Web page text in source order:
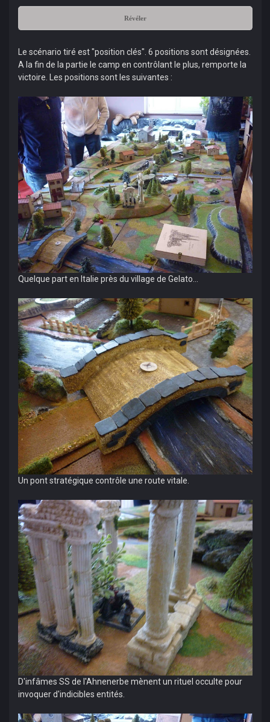
Révéler
Le scénario tiré est "position clés". 6 positions sont désignées.
A la fin de la partie le camp en contrôlant le plus, remporte la
victoire. Les positions sont les suivantes :
Quelque part en Italie près du village de Gelato...
Un pont stratégique contrôle une route vitale.
D'infâmes SS de l'Ahnenerbe mènent un rituel occulte pour
invoquer d'indicibles entités.